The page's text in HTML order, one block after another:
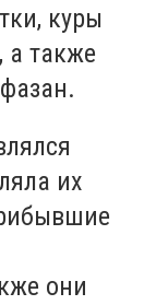
куры
а также
их
они